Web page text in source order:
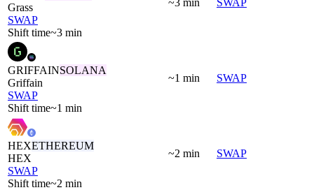
Grass
SWAP
Shift time~3 min
GRIFFAINSOLANA
Griffain
SWAP
Shift time~1 min
~1 min SWAP
HEXETHEREUM
HEX
SWAP
Shift time~2 min
~2 min SWAP